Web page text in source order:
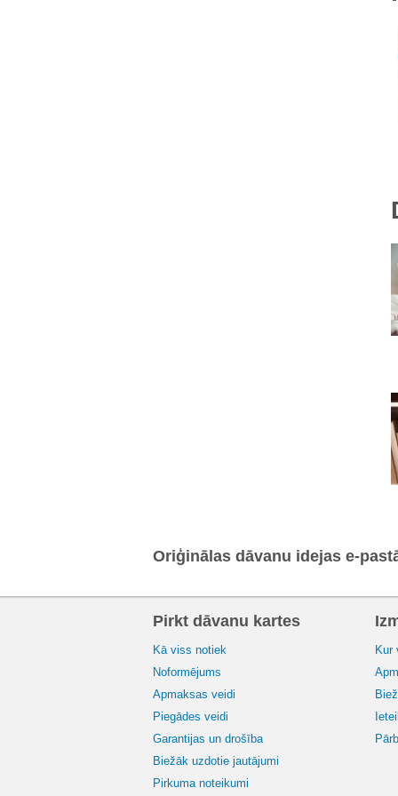
Oriģinālas dāvanu idejas e-
Pirkt dāvanu kartes
Kā viss notiek
Noformējums
Apmaksas veidi
Piegādes veidi
Garantijas un drošība
Biežāk uzdotie jautājumi
Pirkuma noteikumi
Kur